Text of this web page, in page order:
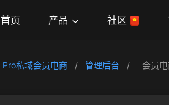
首页 产品 社区
Pro私域会员电商 / 管理后台 /
会员